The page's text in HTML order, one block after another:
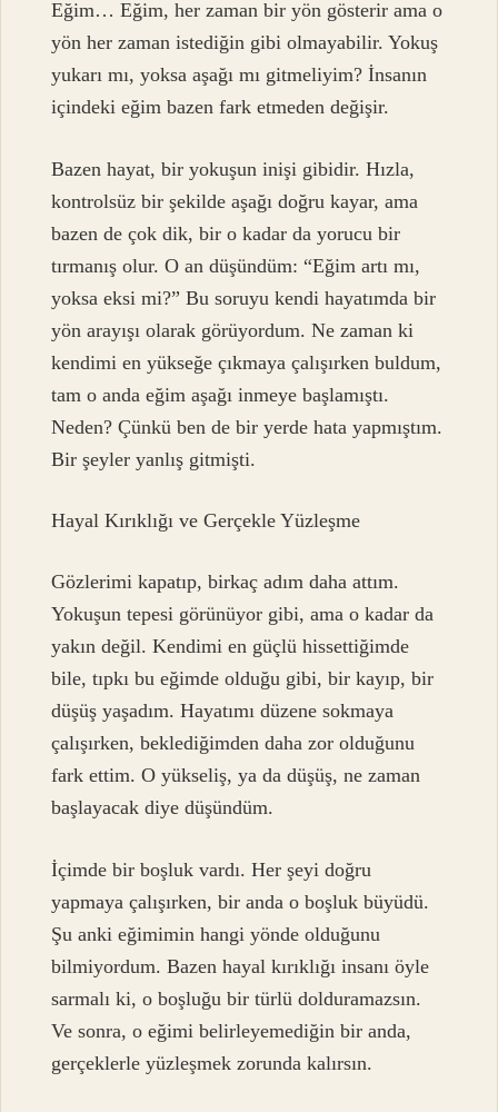
Eğim… Eğim, her zaman bir yön gösterir ama o
yön her zaman istediğin gibi olmayabilir. Yokuş
yukarı mı, yoksa aşağı mı gitmeliyim? İnsanın
içindeki eğim bazen fark etmeden değişir.
Bazen hayat, bir yokuşun inişi gibidir. Hızla,
kontrolsüz bir şekilde aşağı doğru kayar, ama
bazen de çok dik, bir o kadar da yorucu bir
tırmanış olur. O an düşündüm: “Eğim artı mı,
yoksa eksi mi?” Bu soruyu kendi hayatımda bir
yön arayışı olarak görüyordum. Ne zaman ki
kendimi en yükseğe çıkmaya çalışırken buldum,
tam o anda eğim aşağı inmeye başlamıştı.
Neden? Çünkü ben de bir yerde hata yapmıştım.
Bir şeyler yanlış gitmişti.
Hayal Kırıklığı ve Gerçekle Yüzleşme
Gözlerimi kapatıp, birkaç adım daha attım.
Yokuşun tepesi görünüyor gibi, ama o kadar da
yakın değil. Kendimi en güçlü hissettiğimde
bile, tıpkı bu eğimde olduğu gibi, bir kayıp, bir
düşüş yaşadım. Hayatımı düzene sokmaya
çalışırken, beklediğimden daha zor olduğunu
fark ettim. O yükseliş, ya da düşüş, ne zaman
başlayacak diye düşündüm.
İçimde bir boşluk vardı. Her şeyi doğru
yapmaya çalışırken, bir anda o boşluk büyüdü.
Şu anki eğimimin hangi yönde olduğunu
bilmiyordum. Bazen hayal kırıklığı insanı öyle
sarmalı ki, o boşluğu bir türlü dolduramazsın.
Ve sonra, o eğimi belirleyemediğin bir anda,
gerçeklerle yüzleşmek zorunda kalırsın.